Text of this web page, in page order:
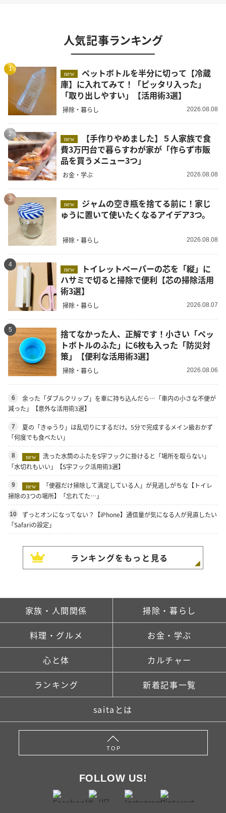
人気記事ランキング
1
new
ペットボトルを半分に切って【冷蔵
庫】に入れてみて！「ピッタリ入った」
「取り出しやすい」【活用術3選】
掃除・暮らし 2026.08.08
2
new
費3万円台で暮らすわが家が「作らず市販
品を買うメニュー3つ」
お金・学ぶ 2026.08.08
3
new
ゅうに置いて使いたくなるアイデア3つ。
掃除・暮らし 2026.08.08
4
new
ハサミで切ると掃除で便利【芯の掃除活用
術3選】
掃除・暮らし 2026.08.07
5
捨てなかった人、正解です！小さい「ペッ
トボトルのふた」に6枚も入った「防災対
策」【便利な活用術3選】
掃除・暮らし 2026.08.06
6
余った「ダブルクリップ」を車に持ち込んだら…「車内の小さな不便が
減った」【意外な活用術3選】
7
夏の「きゅうり」は乱切りにするだけ。5分で完成するメイン級おかず
「何度でも食べたい」
8 new
洗った水筒のふたをS字フックに掛けると「場所を取らない」
「水切れもいい」【S字フック活用術3選】
9 new
「便器だけ掃除して満足している人」が見逃しがちな【トイレ
掃除の3つの場所】「忘れてた…」
10
ずっとオンになってない？【iPhone】通信量が気になる人が見直したい
「Safariの設定」
ランキングをもっと見る
家族・人間関係 掃除・暮らし
料理・グルメ お金・学ぶ
心と体 カルチャー
ランキング 新着記事一覧
saitaとは
TOP
FOLLOW US!